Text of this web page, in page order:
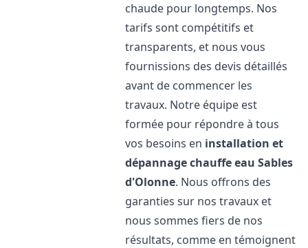
chaude pour longtemps. Nos
tarifs sont compétitifs et
transparents, et nous vous
fournissions des devis détaillés
avant de commencer les
travaux. Notre équipe est
formée pour répondre à tous
vos besoins en installation et
dépannage chauffe eau Sables
d'Olonne. Nous offrons des
garanties sur nos travaux et
nous sommes fiers de nos
résultats, comme en témoignent